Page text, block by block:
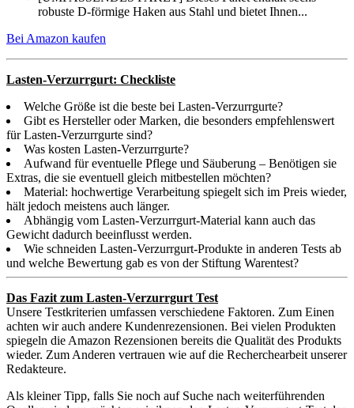
robuste D-förmige Haken aus Stahl und bietet Ihnen...
Bei Amazon kaufen
Lasten-Verzurrgurt: Checkliste
Welche Größe ist die beste bei Lasten-Verzurrgurte?
Gibt es Hersteller oder Marken, die besonders empfehlenswert
für Lasten-Verzurrgurte sind?
Was kosten Lasten-Verzurrgurte?
Aufwand für eventuelle Pflege und Säuberung – Benötigen sie
Extras, die sie eventuell gleich mitbestellen möchten?
Material: hochwertige Verarbeitung spiegelt sich im Preis wieder,
hält jedoch meistens auch länger.
Abhängig vom Lasten-Verzurrgurt-Material kann auch das
Gewicht dadurch beeinflusst werden.
Wie schneiden Lasten-Verzurrgurt-Produkte in anderen Tests ab
und welche Bewertung gab es von der Stiftung Warentest?
Das Fazit zum Lasten-Verzurrgurt Test
Unsere Testkriterien umfassen verschiedene Faktoren. Zum Einen
achten wir auch andere Kundenrezensionen. Bei vielen Produkten
spiegeln die Amazon Rezensionen bereits die Qualität des Produkts
wieder. Zum Anderen vertrauen wie auf die Recherchearbeit unserer
Redakteure.
Als kleiner Tipp, falls Sie noch auf Suche nach weiterführenden